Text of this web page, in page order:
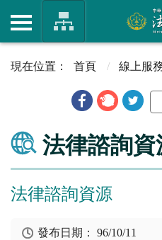
首頁 線上服
法律諮詢資
法律諮詢資源
發布日期：96/10/11